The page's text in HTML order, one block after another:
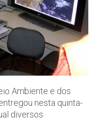
Ambiente e dos
nesta quinta-
diversos